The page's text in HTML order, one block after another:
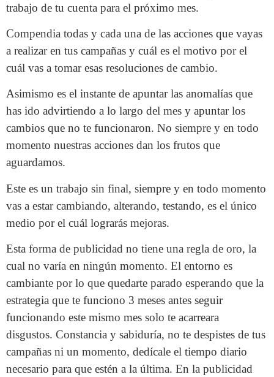
trabajo de tu cuenta para el próximo mes.
Compendia todas y cada una de las acciones que vayas
a realizar en tus campañas y cuál es el motivo por el
cuál vas a tomar esas resoluciones de cambio.
Asimismo es el instante de apuntar las anomalías que
has ido advirtiendo a lo largo del mes y apuntar los
cambios que no te funcionaron. No siempre y en todo
momento nuestras acciones dan los frutos que
aguardamos.
Este es un trabajo sin final, siempre y en todo momento
vas a estar cambiando, alterando, testando, es el único
medio por el cuál lograrás mejoras.
Esta forma de publicidad no tiene una regla de oro, la
cual no varía en ningún momento. El entorno es
cambiante por lo que quedarte parado esperando que la
estrategia que te funciono 3 meses antes seguir
funcionando este mismo mes solo te acarreara
disgustos. Constancia y sabiduría, no te despistes de tus
campañas ni un momento, dedícale el tiempo diario
necesario para que estén a la última. En la publicidad